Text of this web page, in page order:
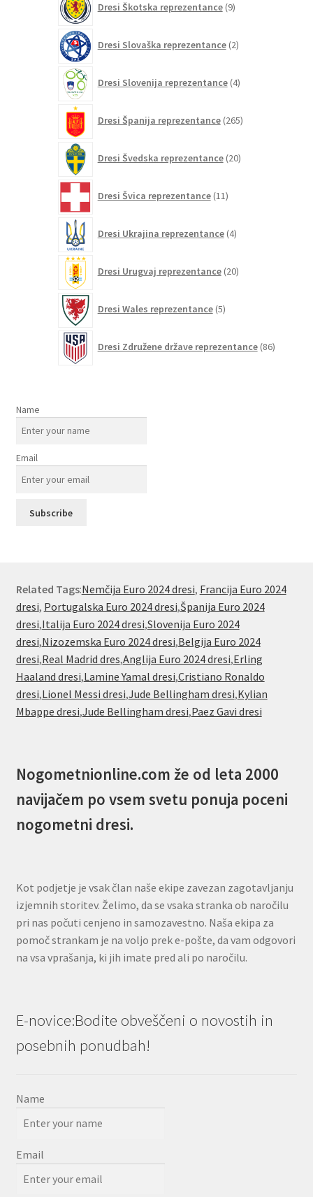
Dresi Škotska reprezentance 9izdelkov
Dresi Slovaška reprezentance 2izdelka
Dresi Slovenija reprezentance 4izdelki
Dresi Španija reprezentance 265izdelkov
Dresi Švedska reprezentance 20izdelkov
Dresi Švica reprezentance 11izdelkov
Dresi Ukrajina reprezentance 4izdelki
Dresi Urugvaj reprezentance 20izdelkov
Dresi Wales reprezentance 5izdelkov
Dresi Združene države reprezentance 86izdelkov
Name
Email
Related Tags:Nemčija Euro 2024 dresi, Francija Euro 2024
dresi, Portugalska Euro 2024 dresi,Španija Euro 2024
dresi,Italija Euro 2024 dresi,Slovenija Euro 2024
dresi,Nizozemska Euro 2024 dresi,Belgija Euro 2024
dresi,Real Madrid dres,Anglija Euro 2024 dresi,Erling
Haaland dresi,Lamine Yamal dresi,Cristiano Ronaldo
dresi,Lionel Messi dresi,Jude Bellingham dresi,Kylian
Mbappe dresi,Jude Bellingham dresi,Paez Gavi dresi
Nogometnionline.com že od leta 2000
navijačem po vsem svetu ponuja poceni
nogometni dresi.
Kot podjetje je vsak član naše ekipe zavezan zagotavljanju
izjemnih storitev. Želimo, da se vsaka stranka ob naročilu
pri nas počuti cenjeno in samozavestno. Naša ekipa za
pomoč strankam je na voljo prek e-pošte, da vam odgovori
na vsa vprašanja, ki jih imate pred ali po naročilu.
E-novice:Bodite obveščeni o novostih in
posebnih ponudbah!
Name
Email